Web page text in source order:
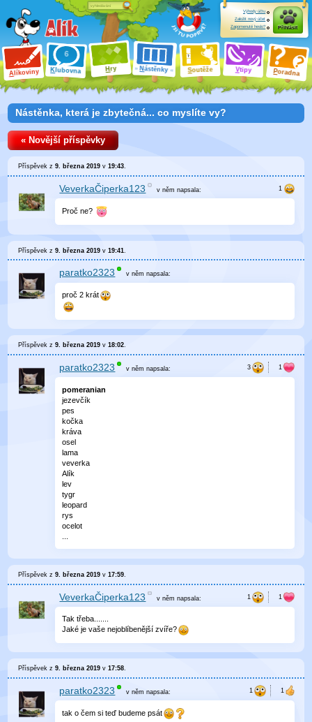
Alíkoviny Klubovna Hry Nástěnky Soutěže Vtipy Poradna
Výhody účtu
Založit nový účet
Zapomenuté heslo?
Přihlásit
Nástěnka, která je zbytečná... co myslíte vy?
« Novější příspěvky
Příspěvek z9. března 2019 v19:43.
VeverkaČiperka123 v němnapsala:
Proč ne?
Příspěvek z9. března 2019 v19:41
paratko2323 v němnapsala:
proč 2 krát
Příspěvek z9. března 2019 v18:02.
paratko2323 v němnapsala:
pomeranian
jezevčík
pes
kočka
kráva
osel
lama
veverka
Alík
lev
tygr
leopard
rys
ocelot
Příspěvek z9. března 2019 v17:59
VeverkaČiperka123 v němnapsala:
Tak třeba.......
Jaké je vaše nejoblíbenější zvíře?
Příspěvek z9. března 2019 v17:58.
paratko2323 v němnapsala:
tak o čem si teď budeme psát